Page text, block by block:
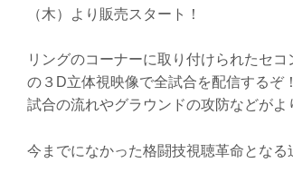
（木）より販売スタート！
リングのコーナーに取り付けられたセ
の３D立体視映像で全試合を配信するぞ
試合の流れやグラウンドの攻防などがよ
今までになかった格闘技視聴革命となる